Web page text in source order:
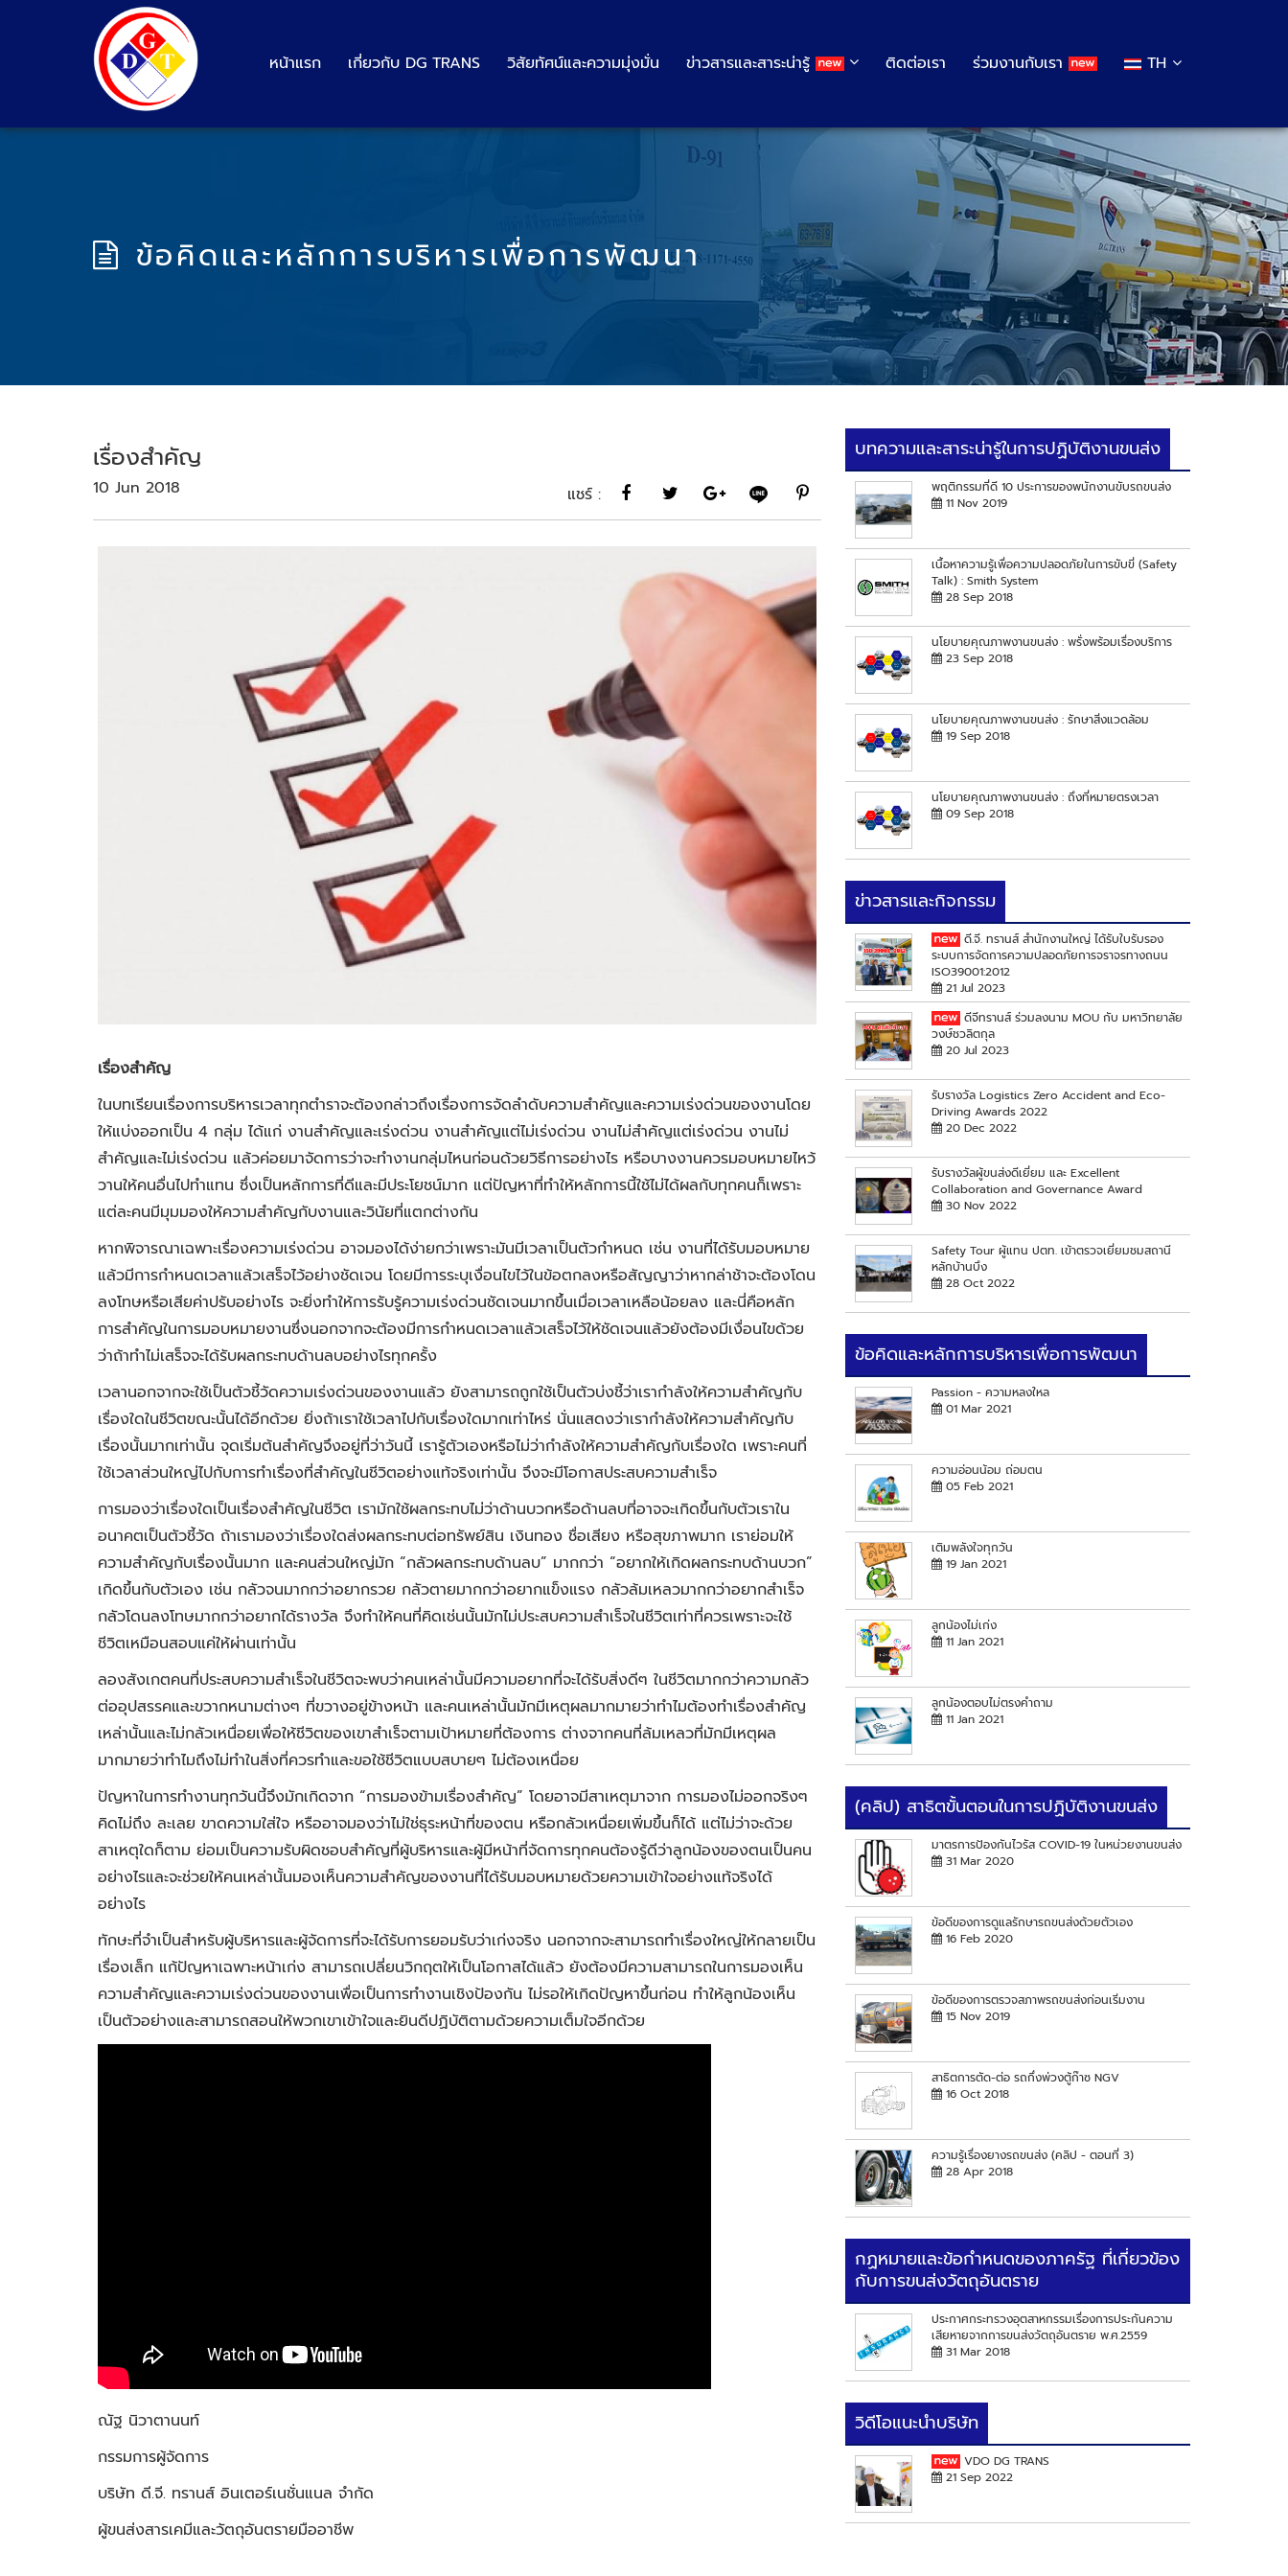
หน้าแรก เกี่ยวกับ DG TRANS วิสัยทัศน์และความมุ่งมั่น ข่าวสารและสาระน่ารู้ ติดต่อเรา ร่วมงานกับเรา TH
ข้อคิดและหลักการบริหารเพื่อการพัฒนา
เรื่องสำคัญ
10 Jun 2018 แชร์ :
เรื่องสำคัญ
ในบทเรียนเรื่องการบริหารเวลาทุกตำราจะต้องกล่าวถึงเรื่องการจัดลำดับความสำคัญและความเร่งด่วนของงานโดย
ให้แบ่งออกเป็น 4 กลุ่ม ได้แก่ งานสำคัญและเร่งด่วน งานสำคัญแต่ไม่เร่งด่วน งานไม่สำคัญแต่เร่งด่วน งานไม่
สำคัญและไม่เร่งด่วน แล้วค่อยมาจัดการว่าจะทำงานกลุ่มไหนก่อนด้วยวิธีการอย่างไร หรือบางงานควรมอบหมายไหว้
วานให้คนอื่นไปทำแทน ซึ่งเป็นหลักการที่ดีและมีประโยชน์มาก แต่ปัญหาที่ทำให้หลักการนี้ใช้ไม่ได้ผลกับทุกคนก็เพราะ
แต่ละคนมีมุมมองให้ความสำคัญกับงานและวินัยที่แตกต่างกัน
หากพิจารณาเฉพาะเรื่องความเร่งด่วน อาจมองได้ง่ายกว่าเพราะมันมีเวลาเป็นตัวกำหนด เช่น งานที่ได้รับมอบหมาย
แล้วมีการกำหนดเวลาแล้วเสร็จไว้อย่างชัดเจน โดยมีการระบุเงื่อนไขไว้ในข้อตกลงหรือสัญญาว่าหากล่าช้าจะต้องโดน
ลงโทษหรือเสียค่าปรับอย่างไร จะยิ่งทำให้การรับรู้ความเร่งด่วนชัดเจนมากขึ้นเมื่อเวลาเหลือน้อยลง และนี่คือหลัก
การสำคัญในการมอบหมายงานซึ่งนอกจากจะต้องมีการกำหนดเวลาแล้วเสร็จไว้ให้ชัดเจนแล้วยังต้องมีเงื่อนไขด้วย
ว่าถ้าทำไม่เสร็จจะได้รับผลกระทบด้านลบอย่างไรทุกครั้ง
เวลานอกจากจะใช้เป็นตัวชี้วัดความเร่งด่วนของงานแล้ว ยังสามารถถูกใช้เป็นตัวบ่งชี้ว่าเรากำลังให้ความสำคัญกับ
เรื่องใดในชีวิตขณะนั้นได้อีกด้วย ยิ่งถ้าเราใช้เวลาไปกับเรื่องใดมากเท่าไหร่ นั่นแสดงว่าเรากำลังให้ความสำคัญกับ
เรื่องนั้นมากเท่านั้น จุดเริ่มต้นสำคัญจึงอยู่ที่ว่าวันนี้ เรารู้ตัวเองหรือไม่ว่ากำลังให้ความสำคัญกับเรื่องใด เพราะคนที่
ใช้เวลาส่วนใหญ่ไปกับการทำเรื่องที่สำคัญในชีวิตอย่างแท้จริงเท่านั้น จึงจะมีโอกาสประสบความสำเร็จ
การมองว่าเรื่องใดเป็นเรื่องสำคัญในชีวิต เรามักใช้ผลกระทบไม่ว่าด้านบวกหรือด้านลบที่อาจจะเกิดขึ้นกับตัวเราใน
อนาคตเป็นตัวชี้วัด ถ้าเรามองว่าเรื่องใดส่งผลกระทบต่อทรัพย์สิน เงินทอง ชื่อเสียง หรือสุขภาพมาก เราย่อมให้
ความสำคัญกับเรื่องนั้นมาก และคนส่วนใหญ่มัก “กลัวผลกระทบด้านลบ” มากกว่า “อยากให้เกิดผลกระทบด้านบวก”
เกิดขึ้นกับตัวเอง เช่น กลัวจนมากกว่าอยากรวย กลัวตายมากกว่าอยากแข็งแรง กลัวล้มเหลวมากกว่าอยากสำเร็จ
กลัวโดนลงโทษมากกว่าอยากได้รางวัล จึงทำให้คนที่คิดเช่นนั้นมักไม่ประสบความสำเร็จในชีวิตเท่าที่ควรเพราะจะใช้
ชีวิตเหมือนสอบแค่ให้ผ่านเท่านั้น
ลองสังเกตคนที่ประสบความสำเร็จในชีวิตจะพบว่าคนเหล่านั้นมีความอยากที่จะได้รับสิ่งดีๆ ในชีวิตมากกว่าความกลัว
ต่ออุปสรรคและขวากหนามต่างๆ ที่ขวางอยู่ข้างหน้า และคนเหล่านั้นมักมีเหตุผลมากมายว่าทำไมต้องทำเรื่องสำคัญ
เหล่านั้นและไม่กลัวเหนื่อยเพื่อให้ชีวิตของเขาสำเร็จตามเป้าหมายที่ต้องการ ต่างจากคนที่ล้มเหลวที่มักมีเหตุผล
มากมายว่าทำไมถึงไม่ทำในสิ่งที่ควรทำและขอใช้ชีวิตแบบสบายๆ ไม่ต้องเหนื่อย
ปัญหาในการทำงานทุกวันนี้จึงมักเกิดจาก “การมองข้ามเรื่องสำคัญ” โดยอาจมีสาเหตุมาจาก การมองไม่ออกจริงๆ
คิดไม่ถึง ละเลย ขาดความใส่ใจ หรืออาจมองว่าไม่ใช่ธุระหน้าที่ของตน หรือกลัวเหนื่อยเพิ่มขึ้นก็ได้ แต่ไม่ว่าจะด้วย
สาเหตุใดก็ตาม ย่อมเป็นความรับผิดชอบสำคัญที่ผู้บริหารและผู้มีหน้าที่จัดการทุกคนต้องรู้ดีว่าลูกน้องของตนเป็นคน
อย่างไรและจะช่วยให้คนเหล่านั้นมองเห็นความสำคัญของงานที่ได้รับมอบหมายด้วยความเข้าใจอย่างแท้จริงได้
อย่างไร
ทักษะที่จำเป็นสำหรับผู้บริหารและผู้จัดการที่จะได้รับการยอมรับว่าเก่งจริง นอกจากจะสามารถทำเรื่องใหญ่ให้กลายเป็น
เรื่องเล็ก แก้ปัญหาเฉพาะหน้าเก่ง สามารถเปลี่ยนวิกฤตให้เป็นโอกาสได้แล้ว ยังต้องมีความสามารถในการมองเห็น
ความสำคัญและความเร่งด่วนของงานเพื่อเป็นการทำงานเชิงป้องกัน ไม่รอให้เกิดปัญหาขึ้นก่อน ทำให้ลูกน้องเห็น
เป็นตัวอย่างและสามารถสอนให้พวกเขาเข้าใจและยินดีปฏิบัติตามด้วยความเต็มใจอีกด้วย
ณัฐ นิวาตานนท์
กรรมการผู้จัดการ
บริษัท ดี.จี. ทรานส์ อินเตอร์เนชั่นแนล จำกัด
ผู้ขนส่งสารเคมีและวัตถุอันตรายมืออาชีพ
บทความและสาระน่ารู้ในการปฏิบัติงานขนส่ง
พฤติกรรมที่ดี 10 ประการของพนักงานขับรถขนส่ง
11 Nov 2019
เนื้อหาความรู้เพื่อความปลอดภัยในการขับขี่ (Safety
Talk) : Smith System
28 Sep 2018
นโยบายคุณภาพงานขนส่ง : พรั่งพร้อมเรื่องบริการ
23 Sep 2018
นโยบายคุณภาพงานขนส่ง : รักษาสิ่งแวดล้อม
19 Sep 2018
นโยบายคุณภาพงานขนส่ง : ถึงที่หมายตรงเวลา
09 Sep 2018
ข่าวสารและกิจกรรม
ดี.จี. ทรานส์ สำนักงานใหญ่ ได้รับใบรับรอง
ระบบการจัดการความปลอดภัยการจราจรทางถนน
ISO39001:2012
21 Jul 2023
ดีจีทรานส์ ร่วมลงนาม MOU กับ มหาวิทยาลัย
วงษ์ชวลิตกุล
20 Jul 2023
รับรางวัล Logistics Zero Accident and Eco-
Driving Awards 2022
20 Dec 2022
รับรางวัลผู้ขนส่งดีเยี่ยม และ Excellent
Collaboration and Governance Award
30 Nov 2022
Safety Tour ผู้แทน ปตท. เข้าตรวจเยี่ยมชมสถานี
หลักบ้านบึง
28 Oct 2022
ข้อคิดและหลักการบริหารเพื่อการพัฒนา
Passion - ความหลงใหล
01 Mar 2021
ความอ่อนน้อม ถ่อมตน
05 Feb 2021
เติมพลังใจทุกวัน
19 Jan 2021
ลูกน้องไม่เก่ง
11 Jan 2021
ลูกน้องตอบไม่ตรงคำถาม
11 Jan 2021
(คลิป) สาธิตขั้นตอนในการปฏิบัติงานขนส่ง
มาตรการป้องกันไวรัส COVID-19 ในหน่วยงานขนส่ง
31 Mar 2020
ข้อดีของการดูแลรักษารถขนส่งด้วยตัวเอง
16 Feb 2020
ข้อดีของการตรวจสภาพรถขนส่งก่อนเริ่มงาน
15 Nov 2019
สาธิตการตัด-ต่อ รถกึ่งพ่วงตู้ก๊าซ NGV
16 Oct 2018
ความรู้เรื่องยางรถขนส่ง (คลิป - ตอนที่ 3)
28 Apr 2018
กฏหมายและข้อกำหนดของภาครัฐ ที่เกี่ยวข้อง
กับการขนส่งวัตถุอันตราย
ประกาศกระทรวงอุตสาหกรรมเรื่องการประกันความ
เสียหายจากการขนส่งวัตถุอันตราย พ.ศ.2559
31 Mar 2018
วิดีโอแนะนำบริษัท
VDO DG TRANS
21 Sep 2022